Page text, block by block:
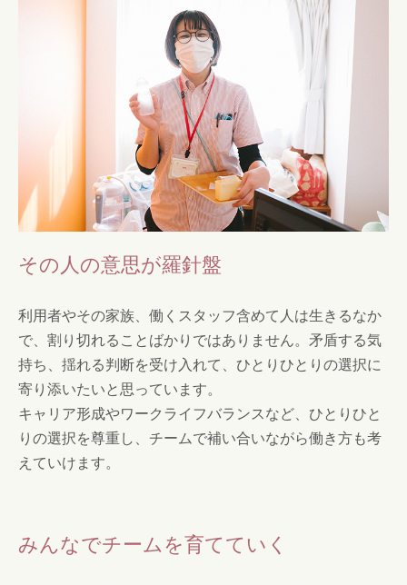
その人の意思が羅針盤
利用者やその家族、働くスタッフ含めて人は生きるなか
で、割り切れることばかりではありません。矛盾する気
持ち、揺れる判断を受け入れて、ひとりひとりの選択に
寄り添いたいと思っています。
キャリア形成やワークライフバランスなど、ひとりひと
りの選択を尊重し、チームで補い合いながら働き方も考
えていけます。
みんなでチームを育てていく